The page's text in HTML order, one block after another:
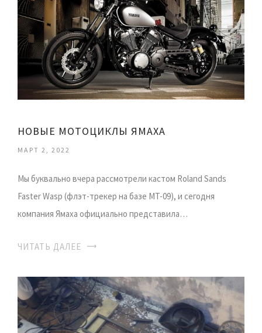
НОВЫЕ МОТОЦИКЛЫ ЯМАХА
МАРТ 2, 2022
Мы буквально вчера рассмотрели кастом Roland Sands
Faster Wasp (флэт-трекер на базе MT-09), и сегодня
компания Ямаха официально представила…
ЧИТАТЬ ДАЛЕЕ